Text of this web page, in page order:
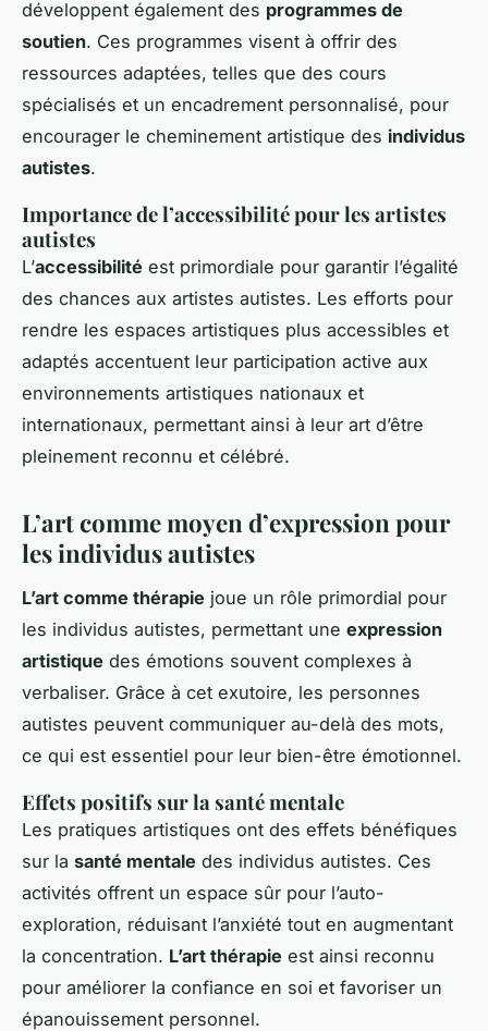
développent également des programmes de
soutien. Ces programmes visent à offrir des
ressources adaptées, telles que des cours
spécialisés et un encadrement personnalisé, pour
encourager le cheminement artistique des individus
autistes.
Importance de l’accessibilité pour les artistes
autistes
L’accessibilité est primordiale pour garantir l’égalité
des chances aux artistes autistes. Les efforts pour
rendre les espaces artistiques plus accessibles et
adaptés accentuent leur participation active aux
environnements artistiques nationaux et
internationaux, permettant ainsi à leur art d’être
pleinement reconnu et célébré.
L’art comme moyen d’expression pour
les individus autistes
L’art comme thérapie joue un rôle primordial pour
les individus autistes, permettant une expression
artistique des émotions souvent complexes à
verbaliser. Grâce à cet exutoire, les personnes
autistes peuvent communiquer au-delà des mots,
ce qui est essentiel pour leur bien-être émotionnel.
Effets positifs sur la santé mentale
Les pratiques artistiques ont des effets bénéfiques
sur la santé mentale des individus autistes. Ces
activités offrent un espace sûr pour l’auto-
exploration, réduisant l’anxiété tout en augmentant
la concentration. L’art thérapie est ainsi reconnu
pour améliorer la confiance en soi et favoriser un
épanouissement personnel.